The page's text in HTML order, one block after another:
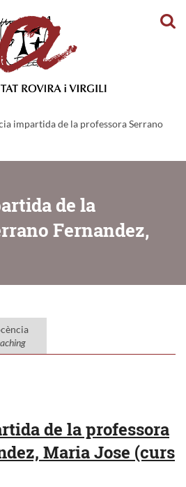
impartida de la professora Serrano
de la
Fernandez,
de la professora
Maria Jose (curs